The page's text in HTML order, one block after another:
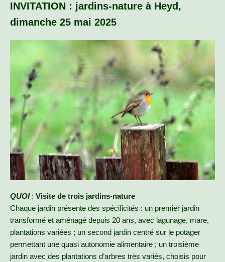
INVITATION : jardins-nature à Heyd,
dimanche 25 mai 2025
QUOI: Visite de trois jardins-nature
Chaque jardin présente des spécificités : un premier jardin
transformé et aménagé depuis 20 ans, avec lagunage, mare,
plantations variées ; un second jardin centré sur le potager
permettant une quasi autonomie alimentaire ; un troisième
jardin avec des plantations d’arbres très variés, choisis pour